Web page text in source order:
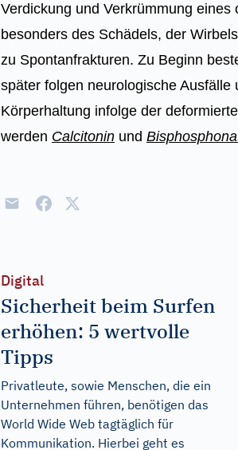
Verdickung und Verkrümmung eines
besonders des Schädels, der
zu Spontanfrakturen. Zu Beginn
später folgen neurologische Ausfälle
Körperhaltung infolge der
werden Calcitonin und
Digital
Sicherheit beim Surfen
erhöhen: 5 wertvolle
Tipps
Privatleute, sowie Menschen, die ein
Unternehmen führen, benötigen das
World Wide Web tagtäglich für
Kommunikation. Hierbei geht es